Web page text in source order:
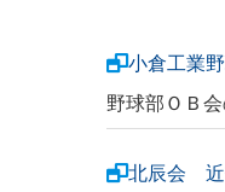
小倉工業
野球部ＯＢ
北辰会 近